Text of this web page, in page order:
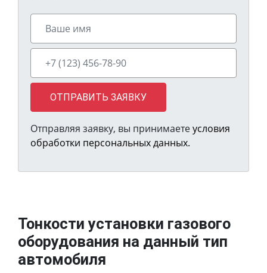
ОТПРАВИТЬ ЗАЯВКУ
Отправляя заявку, вы принимаетеусловия
обработки персональных данных.
Тонкости установки газового
оборудования на данный тип
автомобиля